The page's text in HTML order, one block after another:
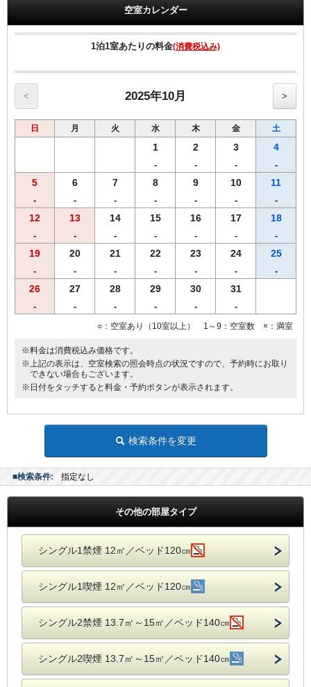
・Wi-Fi、有線LAN接続無料
・全室に加湿機能付空気清浄機、消臭除菌スプレー完備
・枕元に充電に便利なUSBコンセント有り
【館内サービス】
・アメニティーコーナー（1F)
歯ブラシ、かみそり、ヘアーブラシ、
スキンケア一式（DHC）、コーヒー、紅茶、緑茶
・自動販売機
ソフトドリンク（1F・2F) アルコール(2F)
・電子レンジ（2F)
・ズボンプレッサー（各フロアー）
【環境にやさしい取り組み】
しておりません。歯ブラシ、かみそりをお持ちのお客様には、スタン
プカード（宿泊5回）で500円のクオカードを進呈しております。
空室カレンダー
1泊1室あたりの料金(消費税込み)
< 2025年10月 >
日 月 火 水 木 金 土
1
-
2
-
3
-
4
-
5
-
6
-
7
-
8
-
9
-
10
-
11
-
12
-
13
-
14
-
15
-
16
-
17
-
18
-
19
-
20
-
21
-
22
-
23
-
24
-
25
-
26
-
27
-
28
-
29
-
30
-
31
-
○：空室あり（10室以上） 1～9：空室数 ×：満室
※料金は消費税込み価格です。
※上記の表示は、空室検索の照会時点の状況ですので、予約時にお取り
できない場合もございます。
※日付をタッチすると料金・予約ボタンが表示されます。
検索条件を変更
■検索条件: 指定なし
その他の部屋タイプ
シングル1禁煙 12㎡／ベッド120㎝
シングル1喫煙 12㎡／ベッド120㎝
シングル2禁煙 13.7㎡～15㎡／ベッド140㎝
シングル2喫煙 13.7㎡～15㎡／ベッド140㎝